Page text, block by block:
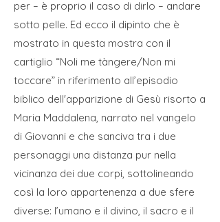
per – è proprio il caso di dirlo – andare
sotto pelle. Ed ecco il dipinto che è
mostrato in questa mostra con il
cartiglio “Noli me tàngere/Non mi
toccare” in riferimento all’episodio
biblico dell'apparizione di Gesù risorto a
Maria Maddalena, narrato nel vangelo
di Giovanni e che sanciva tra i due
personaggi una distanza pur nella
vicinanza dei due corpi, sottolineando
così la loro appartenenza a due sfere
diverse: l’umano e il divino, il sacro e il